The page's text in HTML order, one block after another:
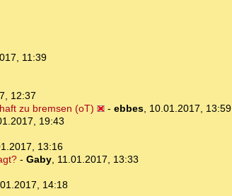
11:39
12:37
zu bremsen (oT)
- ebbes, 10.01.2017, 13:59
19:43
13:16
- Gaby, 11.01.2017, 13:33
14:18